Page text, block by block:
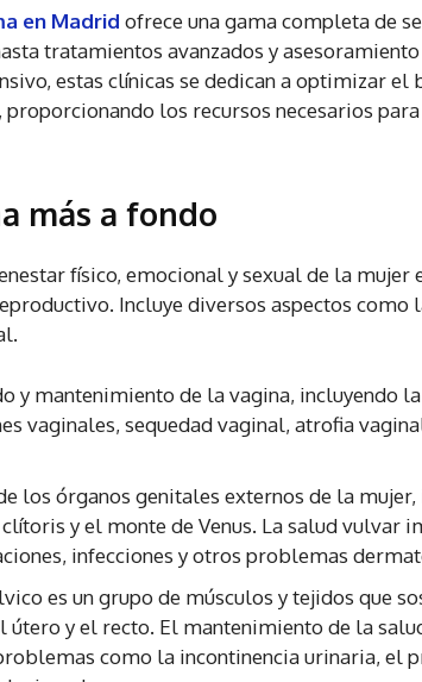
en Madrid ofrece una gama completa de
tratamientos avanzados y
estas clínicas se dedican a optimizar el
los recursos necesarios
más a fondo
físico, emocional y sexual de la mujer
Incluye diversos aspectos como
y mantenimiento de la vagina, incluyendo la
vaginales, sequedad vaginal, atrofia
los órganos genitales externos de la
y el monte de Venus. La salud vulvar
infecciones y otros problemas
es un grupo de músculos y tejidos que
y el recto. El mantenimiento de la
como la incontinencia urinaria, el